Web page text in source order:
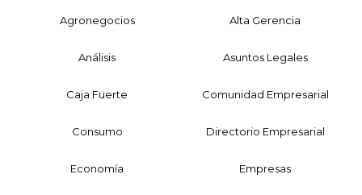
Agronegocios Alta Gerencia
Análisis Asuntos Legales
Caja Fuerte Comunidad Empresarial
Consumo Directorio Empresarial
Economía Empresas